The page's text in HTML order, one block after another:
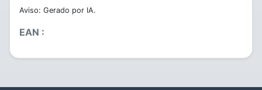
Aviso: Gerado por IA.
EAN :